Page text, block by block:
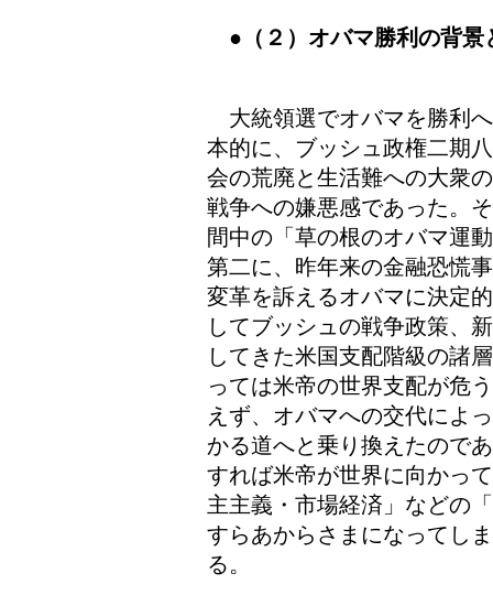
●（２）オバマ勝利の背景
大統領選でオバマを勝利
本的に、ブッシュ政権二期
会の荒廃と生活難への大衆
戦争への嫌悪感であった。
間中の「草の根のオバマ運
第二に、昨年来の金融恐慌
変革を訴えるオバマに決定
してブッシュの戦争政策、
してきた米国支配階級の諸
っては米帝の世界支配が危
えず、オバマへの交代によ
かる道へと乗り換えたので
すれば米帝が世界に向かっ
主主義・市場経済」などの
すらあからさまになってし
る。